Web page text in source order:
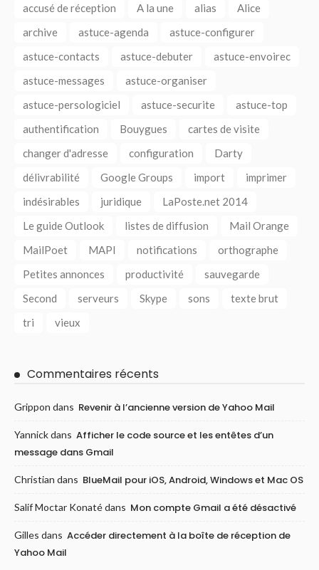
accusé de réception A la une alias
Alice
archive
astuce-agenda
astuce-configurer
astuce-contacts
astuce-debuter
astuce-envoirec
astuce-messages
astuce-organiser
astuce-persologiciel
astuce-securite
astuce-top
authentification
Bouygues
cartes de visite
changer d'adresse
configuration
Darty
délivrabilité
Google Groups import
imprimer
indésirables
juridique
LaPoste.net 2014
Le guide Outlook
listes de diffusion
Mail Orange
MailPoet
MAPI notifications
orthographe
Petites annonces
productivité
sauvegarde
Second
serveurs Skype sons
texte brut
tri
vieux
Commentaires récents
Grippon dans Revenir à l’ancienne version de Yahoo Mail
Yannickdans Afficher le code source et les entêtes d’un
message dans Gmail
Christian dans BlueMail pour iOS, Android, Windows et Mac OS
Salif Moctar Konatédans Mon compte Gmail a été désactivé
Gilles dans Accéder directement à la boîte de réception de
Yahoo Mail